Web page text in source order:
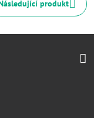
produkt